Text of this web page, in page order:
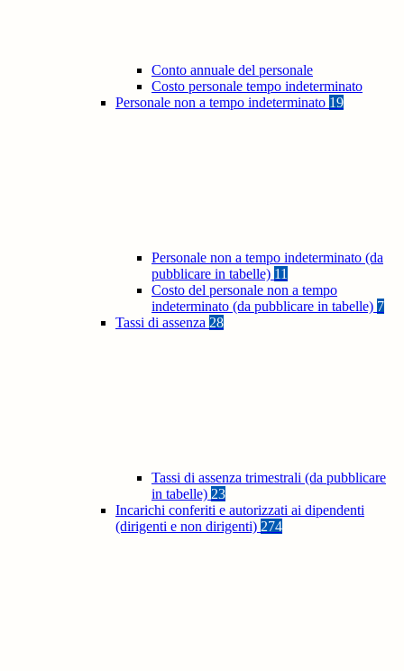
Conto annuale del personale
Costo personale tempo indeterminato
Personale non a tempo indeterminato 19
Personale non a tempo indeterminato (da
pubblicare in tabelle) 11
Costo del personale non a tempo
indeterminato (da pubblicare in tabelle) 7
Tassi di assenza 28
Tassi di assenza trimestrali (da pubblicare
in tabelle) 23
Incarichi conferiti e autorizzati ai dipendenti
(dirigenti e non dirigenti) 274